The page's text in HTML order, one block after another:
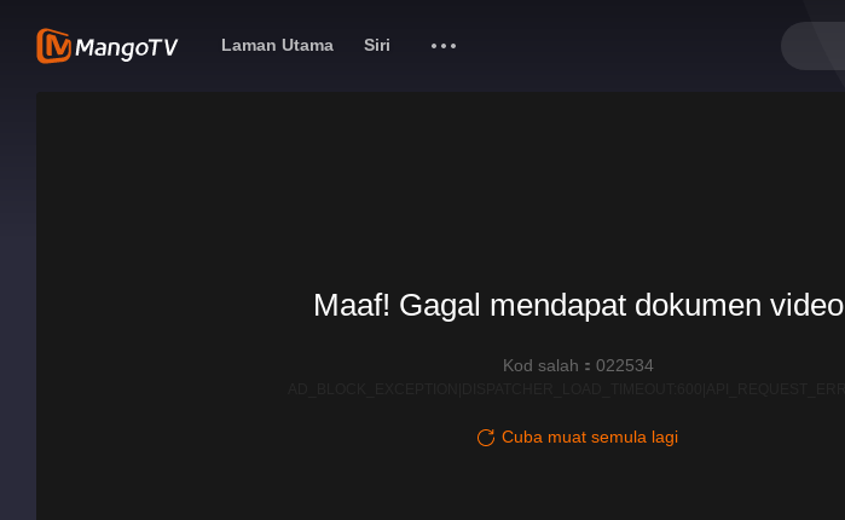
Laman Utama Siri
Maaf! Gagal mendapat dokumen video
Kod salah：022534
Cuba muat semula lagi